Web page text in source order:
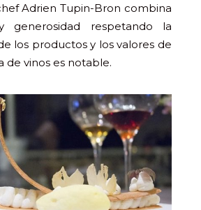
Adrien Tupin-Bron combina
generosidad respetando la
los productos y los valores de
de vinos es notable.